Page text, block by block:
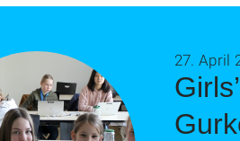
27. April